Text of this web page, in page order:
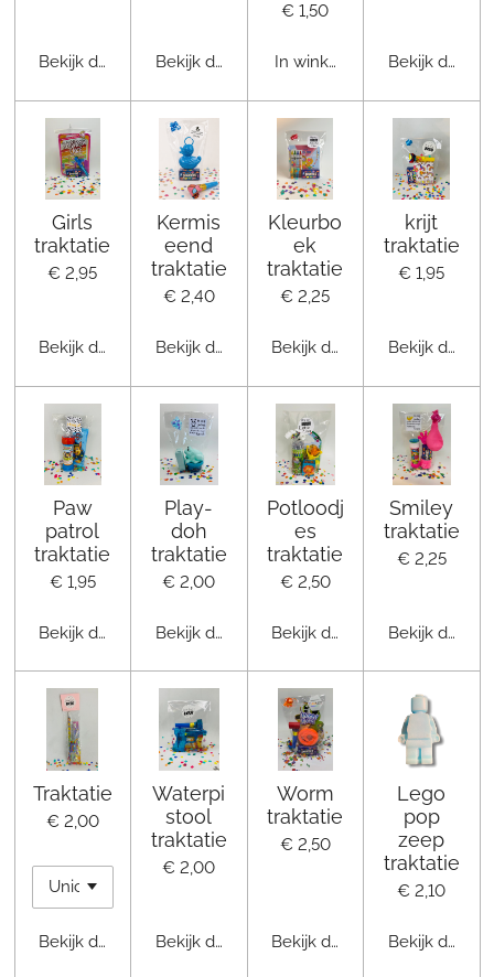
Bekijk details Bekijk details
€ 1,50
In winkelwagenBekijk details
Girls
traktatie
€ 2,95
Bekijk details
Kermis
eend
traktatie
€ 2,40
Bekijk details
Kleurbo
ek
traktatie
€ 2,25
Bekijk details
krijt
traktatie
€ 1,95
Bekijk details
Paw
patrol
traktatie
€ 1,95
Bekijk details
Play-
doh
traktatie
€ 2,00
Bekijk details
Potloodj
es
traktatie
€ 2,50
Bekijk details
Smiley
traktatie
€ 2,25
Bekijk details
Traktatie
€ 2,00
Bekijk details
Waterpi
stool
traktatie
€ 2,00
Bekijk details
Worm
traktatie
€ 2,50
Bekijk details
Lego
pop
zeep
traktatie
€ 2,10
Bekijk details